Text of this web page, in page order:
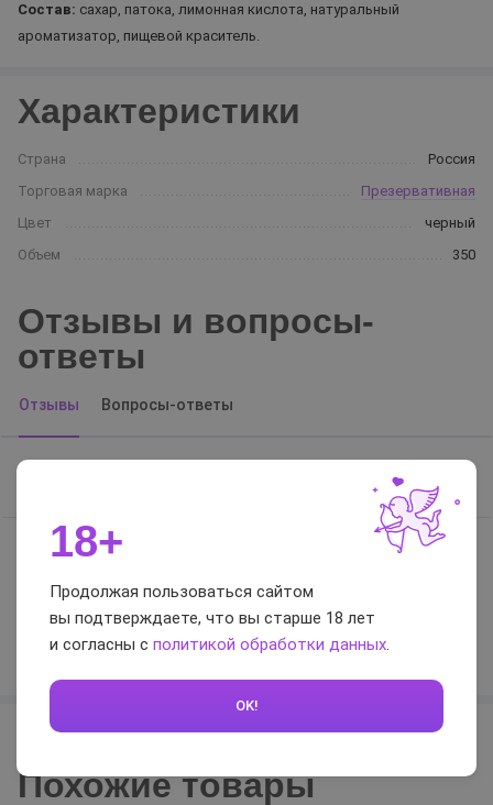
Состав: сахар, патока, лимонная кислота, натуральный
ароматизатор, пищевой краситель.
Характеристики
Страна
Россия
Торговая марка
Презервативная
Цвет
черный
Объем
350
Отзывы и вопросы-
ответы
Отзывы Вопросы-ответы
0 / 5
Оставить отзыв
Похожие товары
18+
Продолжая пользоваться сайтом
вы подтверждаете, что вы старше 18 лет
и согласны с политикой обработки данных.
OK!